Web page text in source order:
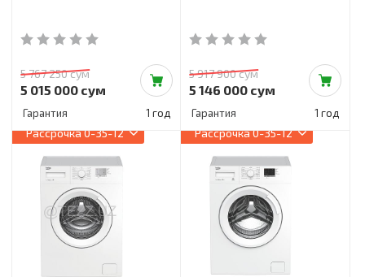
5 767 250 сум
5 015 000 сум
Гарантия 1 год
5 917 900 сум
5 146 000 сум
Гарантия 1 год
Рассрочка0-35-12 Рассрочка0-35-12